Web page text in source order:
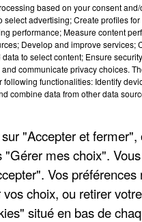
appartement s'ils
et Harris Interactive
la moyenne dans le
comme objectif de
dire qu'en France,
based on your consent
advertising; Create profiles
performance; Measure content
Develop and improve services;
to select content; Ensure
communicate privacy choices.
functionalities: Identify
combine data from other data
"Accepter et
mes choix".
Vos
choix, ou retirer
situé en bas de